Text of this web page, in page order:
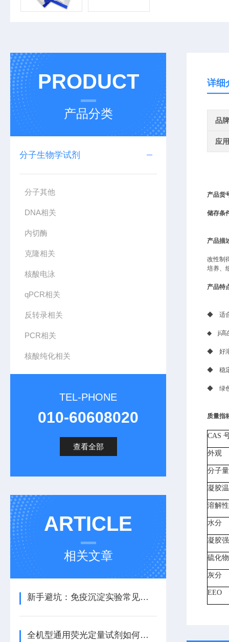
PRODUCT
产品分类
分子生物学试剂
分子其他
DNA相关
内切酶
克隆相关
核酸电泳
qPCR相关
反转录相关
PCR相关
核酸纯化相关
TEL-PHONE
010-60608020
查看全部
ARTICLE
相关文章
新手避坑：免疫沉淀实验常见问题与解决方案
全机型通用荧光定量试剂如何自动匹配不同仪器的荧光通道？
详细
品牌
应
产品货
储存条
产品描
改性制
培养、
产品特
◆ 适合
◆ ji高
◆ 好溶
◆ 稳
◆ 绿
质量指
CAS
外观
分子
凝胶
溶解性
水分
凝胶
硫化
灰分
EEO